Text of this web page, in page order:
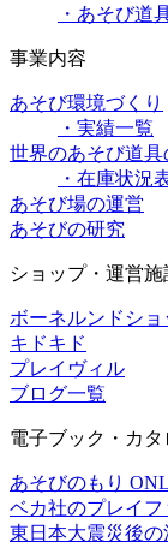
・あそび道
事業内容
あそび環境づくり
・実績一覧
世界のあそび道具
・在庫状況
あそび場の運営
あそびの研究
ショップ・運営施
ボーネルンドショ
キドキド
プレイヴィル
ブログ一覧
電子ブック・カタ
あそびのもり
ベカ社のプレイ
東日本大震災後の